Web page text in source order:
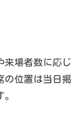
来場者数に応じ
の位置は当日掲